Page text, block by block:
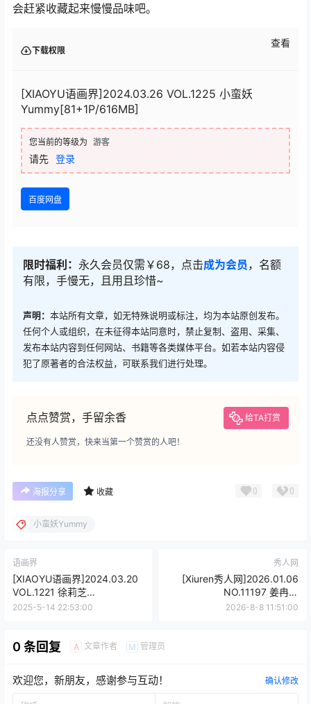
会赶紧收藏起来慢慢品味吧。
下载权限
查看
[XIAOYU语画界]2024.03.26 VOL.1225 小蛮妖
Yummy[81+1P/616MB]
您当前的等级为 游客
请先 登录
百度网盘
限时福利： 永久会员仅需￥68，点击成为会员 ，名额
有限，手慢无，且用且珍惜~
声明： 本站所有文章，如无特殊说明或标注，均为本站原创发布。
任何个人或组织，在未征得本站同意时，禁止复制、盗用、采集、
发布本站内容到任何网站、书籍等各类媒体平台。如若本站内容侵
犯了原著者的合法权益，可联系我们进行处理。
点点赞赏，手留余香 给TA打赏
还没有人赞赏，快来当第一个赞赏的人吧！
海报分享 收藏 0 0
小蛮妖Yummy
语画界
[XIAOYU语画界]2024.03.20
VOL.1221 徐莉芝
Booty[88+1P/760MB]
2025-5-14 22:53:00
秀人网
[Xiuren秀人网]2026.01.06
NO.11197 姜冉冉
_Renee@[69P/755.32MB]
2026-8-8 11:51:00
0 条回复 A 文章作者 M 管理员
欢迎您，新朋友，感谢参与互动！ 确认修改